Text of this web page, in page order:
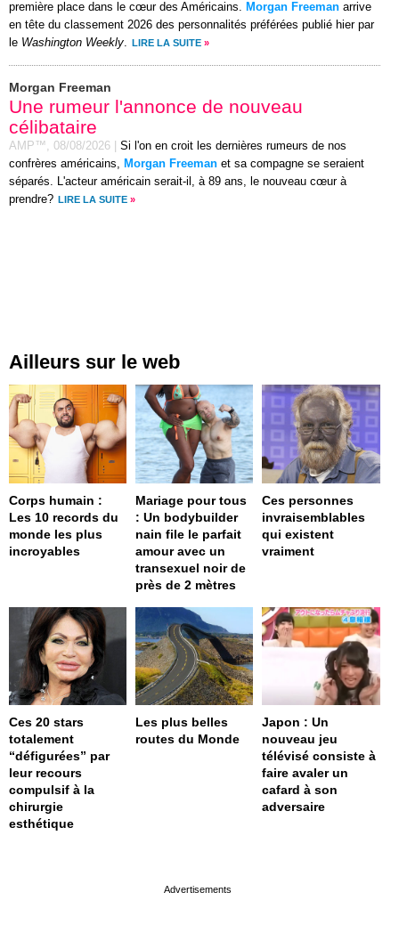
première place dans le cœur des Américains. Morgan Freeman arrive
en tête du classement 2026 des personnalités préférées publié hier par
le Washington Weekly. LIRE LA SUITE »
Morgan Freeman
Une rumeur l'annonce de nouveau
célibataire
AMP™, 08/08/2026
Si l'on en croit les dernières rumeurs de nos
confrères américains, Morgan Freeman et sa compagne se seraient
séparés. L'acteur américain serait-il, à 89 ans, le nouveau cœur à
prendre? LIRE LA SUITE »
Ailleurs sur le web
Corps humain :
Les 10 records du
monde les plus
incroyables
Mariage pour tous
: Un bodybuilder
nain file le parfait
amour avec un
transexuel noir de
près de 2 mètres
Ces personnes
invraisemblables
qui existent
vraiment
Ces 20 stars
totalement
“défigurées” par
leur recours
compulsif à la
chirurgie
esthétique
Les plus belles
routes du Monde
Japon : Un
nouveau jeu
télévisé consiste à
faire avaler un
cafard à son
adversaire